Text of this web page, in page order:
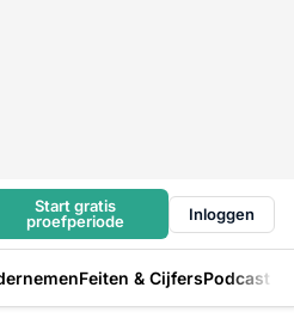
Start gratis
proefperiode
Inloggen
Feiten & CijfersPodcast